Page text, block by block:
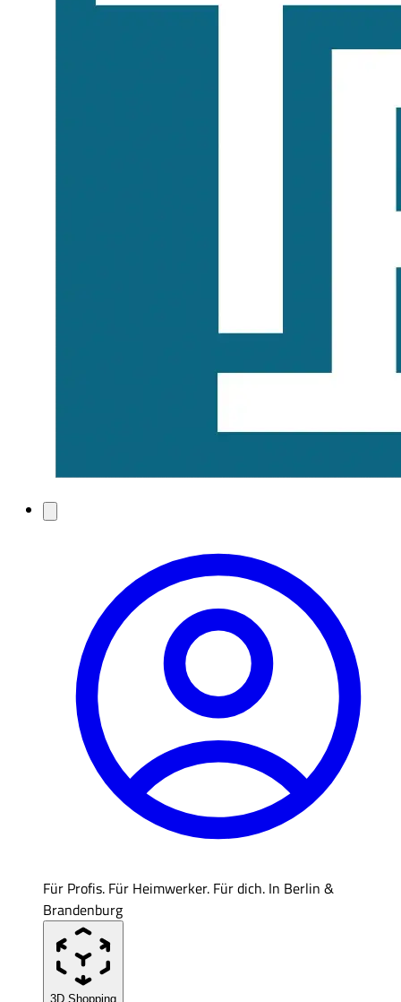
Für Profis. Für Heimwerker. Für dich. In Berlin &
Brandenburg
3D Shopping